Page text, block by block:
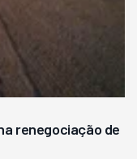
renegociação de